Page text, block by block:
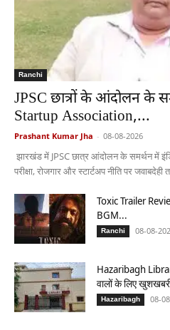
Ranchi
JPSC छात्रों के आंदोलन के
Startup Association,...
Prashant Kumar Jha - 08-08-2026
झारखंड में JPSC छात्र आंदोलन के समर्थन में
परीक्षा, रोजगार और स्टार्टअप नीति पर
Toxic Trailer
BGM...
Ranchi 08-08-
Hazaribagh
वालों के लिए
Hazaribagh 08-